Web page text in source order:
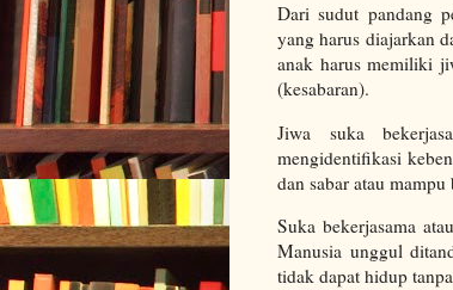
Dari sudut pandang
yang harus diajarkan
anak harus memiliki
(kesabaran).
Jiwa suka
mengidentifikasi
dan sabar atau
Suka bekerjasama
Manusia unggul
tidak dapat hidup